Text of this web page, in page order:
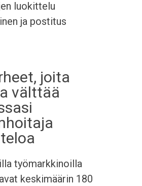
luokittelu
ja postitus
joita
välttää
työmarkkinoilla
keskimäärin 180